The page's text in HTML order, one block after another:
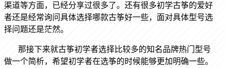
渠道等方面，已经分享过很多了。还有很多初学古筝的爱好
者还是经常询问具体选择哪款古筝好一些，面对具体型号选
择问题还是茫然。
那接下来就古筝初学者选择比较多的知名品牌热门型号
做一个简析，希望初学者在选筝的时候能够更加明确一些。